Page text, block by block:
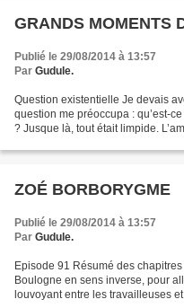
GRANDS MOMENTS
Publié le 29/08/2014 à 13:57
Par Gudule.
Question existentielle Je devais
question me préoccupa : qu’est-
? Jusque là, tout était limpide.
ZOÉ BORBORYGME
Publié le 29/08/2014 à 13:57
Par Gudule.
Episode 91 Résumé des
Boulogne en sens inverse, pour
louvoyant entre les travailleuses